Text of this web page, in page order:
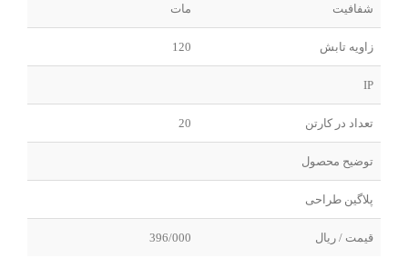
شفافیت مات
زاویه تابش 120
IP
تعداد در کارتن 20
توضیح محصول
پلاگین طراحی
قیمت / ریال 396/000